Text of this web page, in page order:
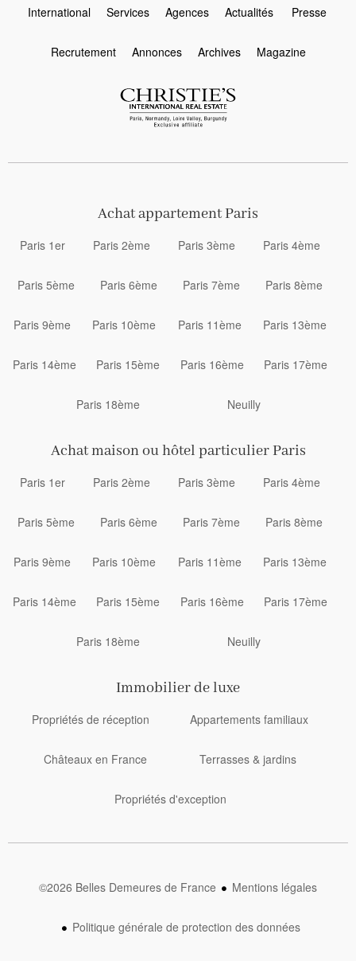
International Services Agences Actualités Presse
Recrutement Annonces Archives Magazine
Achat appartement Paris
Paris 1er Paris 2ème Paris 3ème Paris 4ème
Paris 5ème Paris 6ème Paris 7ème Paris 8ème
Paris 9ème Paris 10ème Paris 11ème Paris 13ème
Paris 14ème Paris 15ème Paris 16ème Paris 17ème
Paris 18ème Neuilly
Achat maison ou hôtel particulier Paris
Paris 1er Paris 2ème Paris 3ème Paris 4ème
Paris 5ème Paris 6ème Paris 7ème Paris 8ème
Paris 9ème Paris 10ème Paris 11ème Paris 13ème
Paris 14ème Paris 15ème Paris 16ème Paris 17ème
Paris 18ème Neuilly
Immobilier de luxe
Propriétés de réception Appartements familiaux
Châteaux en France Terrasses & jardins
Propriétés d'exception
©2026 Belles Demeures de France Mentions légales
Politique générale de protection des données